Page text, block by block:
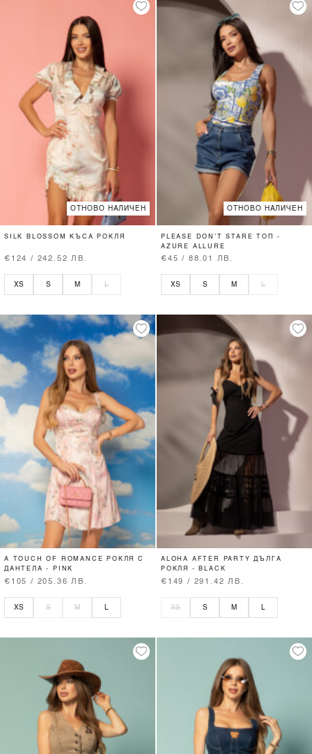
ОТНОВО НАЛИЧЕН
SILK BLOSSOM КЪСА РОКЛЯ
€124 / 242.52 ЛВ.
XS S M L
ОТНОВО НАЛИЧЕН
PLEASE DON’T STARE ТОП -
AZURE ALLURE
€45 / 88.01 ЛВ.
XS S M L
A TOUCH OF ROMANCE РОКЛЯ С
ДАНТЕЛА - PINK
€105 / 205.36 ЛВ.
XS S M
ALOHA AFTER PARTY ДЪЛГА
РОКЛЯ - BLACK
€149 / 291.42 ЛВ.
XS S M